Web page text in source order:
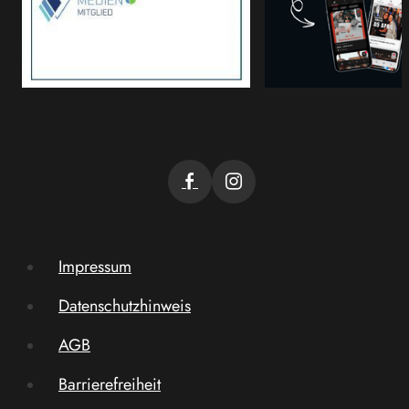
Impressum
Datenschutzhinweis
AGB
Barrierefreiheit